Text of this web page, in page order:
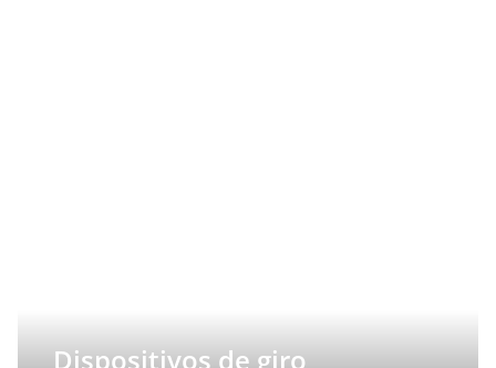
Dispositivos de giro